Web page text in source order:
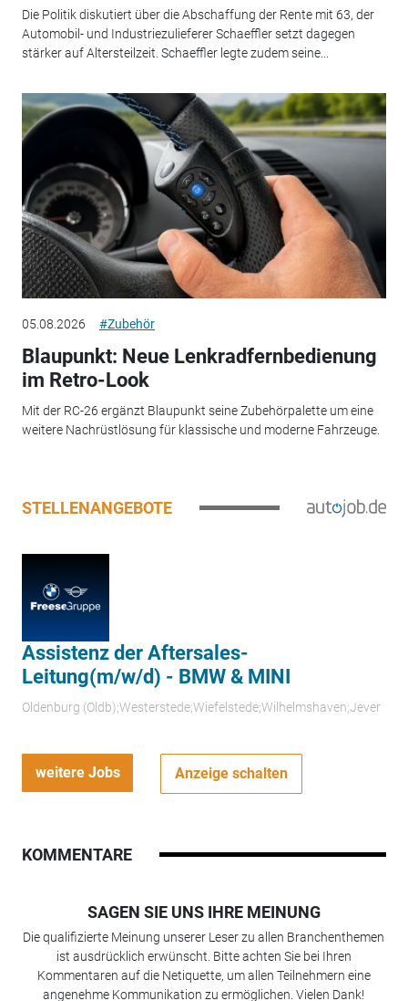
Die Politik diskutiert über die Abschaffung der Rente mit 63, der
Automobil- und Industriezulieferer Schaeffler setzt dagegen
stärker auf Altersteilzeit. Schaeffler legte zudem seine...
05.08.2026 #Zubehör
Blaupunkt: Neue Lenkradfernbedienung
im Retro-Look
Mit der RC-26 ergänzt Blaupunkt seine Zubehörpalette um eine
weitere Nachrüstlösung für klassische und moderne Fahrzeuge.
STELLENANGEBOTE
Assistenz der Aftersales-
Leitung(m/w/d) - BMW & MINI
Oldenburg (Oldb);Westerstede;Wiefelstede;Wilhelmshaven;Jever
weitere Jobs Anzeige schalten
KOMMENTARE
SAGEN SIE UNS IHRE MEINUNG
Die qualifizierte Meinung unserer Leser zu allen Branchenthemen
ist ausdrücklich erwünscht. Bitte achten Sie bei Ihren
Kommentaren auf die Netiquette, um allen Teilnehmern eine
angenehme Kommunikation zu ermöglichen. Vielen Dank!